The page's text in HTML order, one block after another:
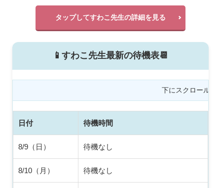
タップしてすわこ先生の詳細を見る
📱すわこ先生最新の待機表📆
下にスクロールして全ての日程を
日付 待機時間
8/9（日） 待機なし
8/10（月） 待機なし